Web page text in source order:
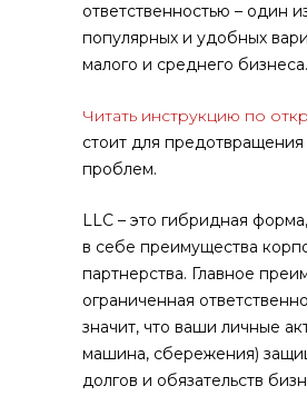
ответственностью – один
популярных и удобных
малого и среднего бизнеса.
Читать инструкцию по
стоит для предотвращения
проблем.
LLC – это гибридная
в себе преимущества
партнерства. Главное
ограниченная
значит, что ваши личные
машина, сбережения)
долгов и обязательств